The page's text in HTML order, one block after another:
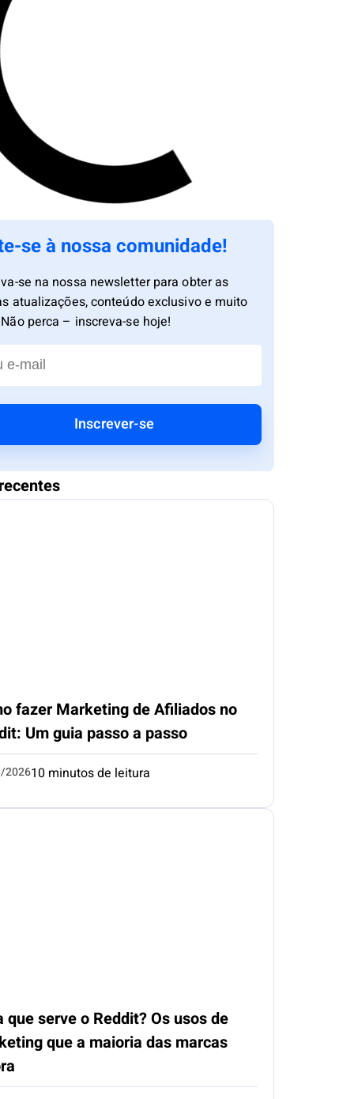
se à nossa comunidade!
se na nossa newsletter para obter as
atualizações, conteúdo exclusivo e muito
perca – inscreva-se hoje!
Inscrever-se
fazer Marketing de Afiliados no
Um guia passo a passo
202610 minutos de leitura
que serve o Reddit? Os usos de
que a maioria das marcas